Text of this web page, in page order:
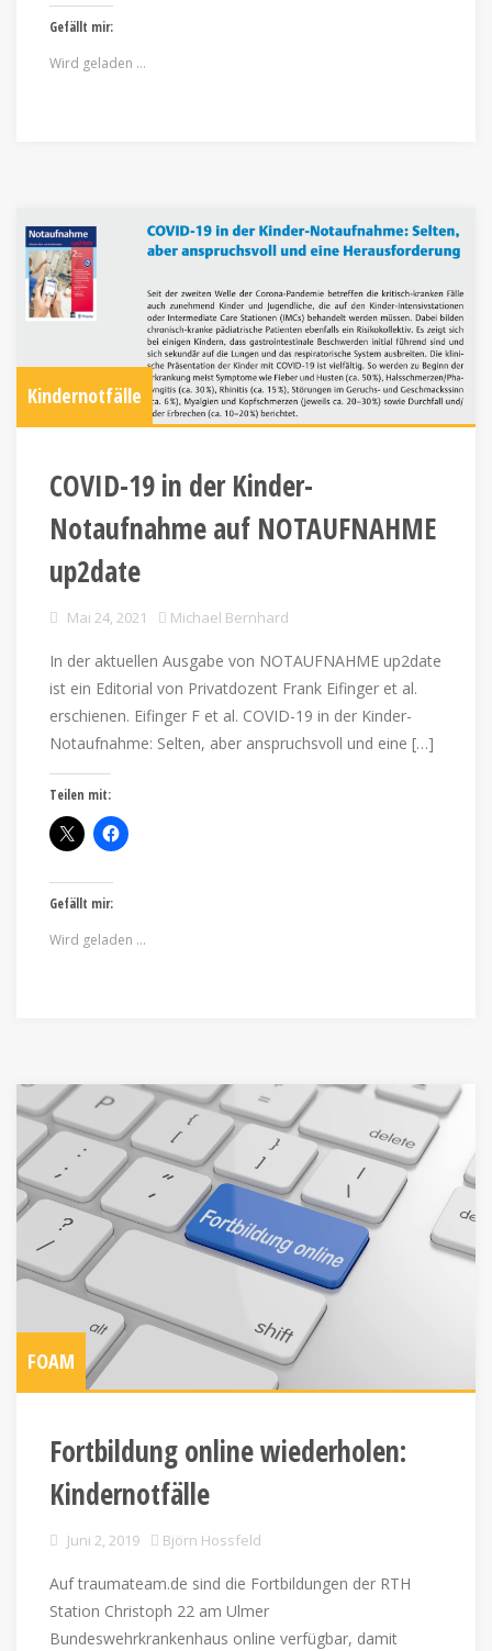
Gefällt mir:
Wird geladen …
Kindernotfälle
COVID-19 in der Kinder-
Notaufnahme auf NOTAUFNAHME
up2date
Mai 24, 2021 Michael Bernhard
In der aktuellen Ausgabe von NOTAUFNAHME up2date
ist ein Editorial von Privatdozent Frank Eifinger et al.
erschienen. Eifinger F et al. COVID-19 in der Kinder-
Notaufnahme: Selten, aber anspruchsvoll und eine […]
Teilen mit:
Gefällt mir:
Wird geladen …
FOAM
Fortbildung online wiederholen:
Kindernotfälle
Juni 2, 2019 Björn Hossfeld
Auf traumateam.de sind die Fortbildungen der RTH
Station Christoph 22 am Ulmer
Bundeswehrkrankenhaus online verfügbar, damit